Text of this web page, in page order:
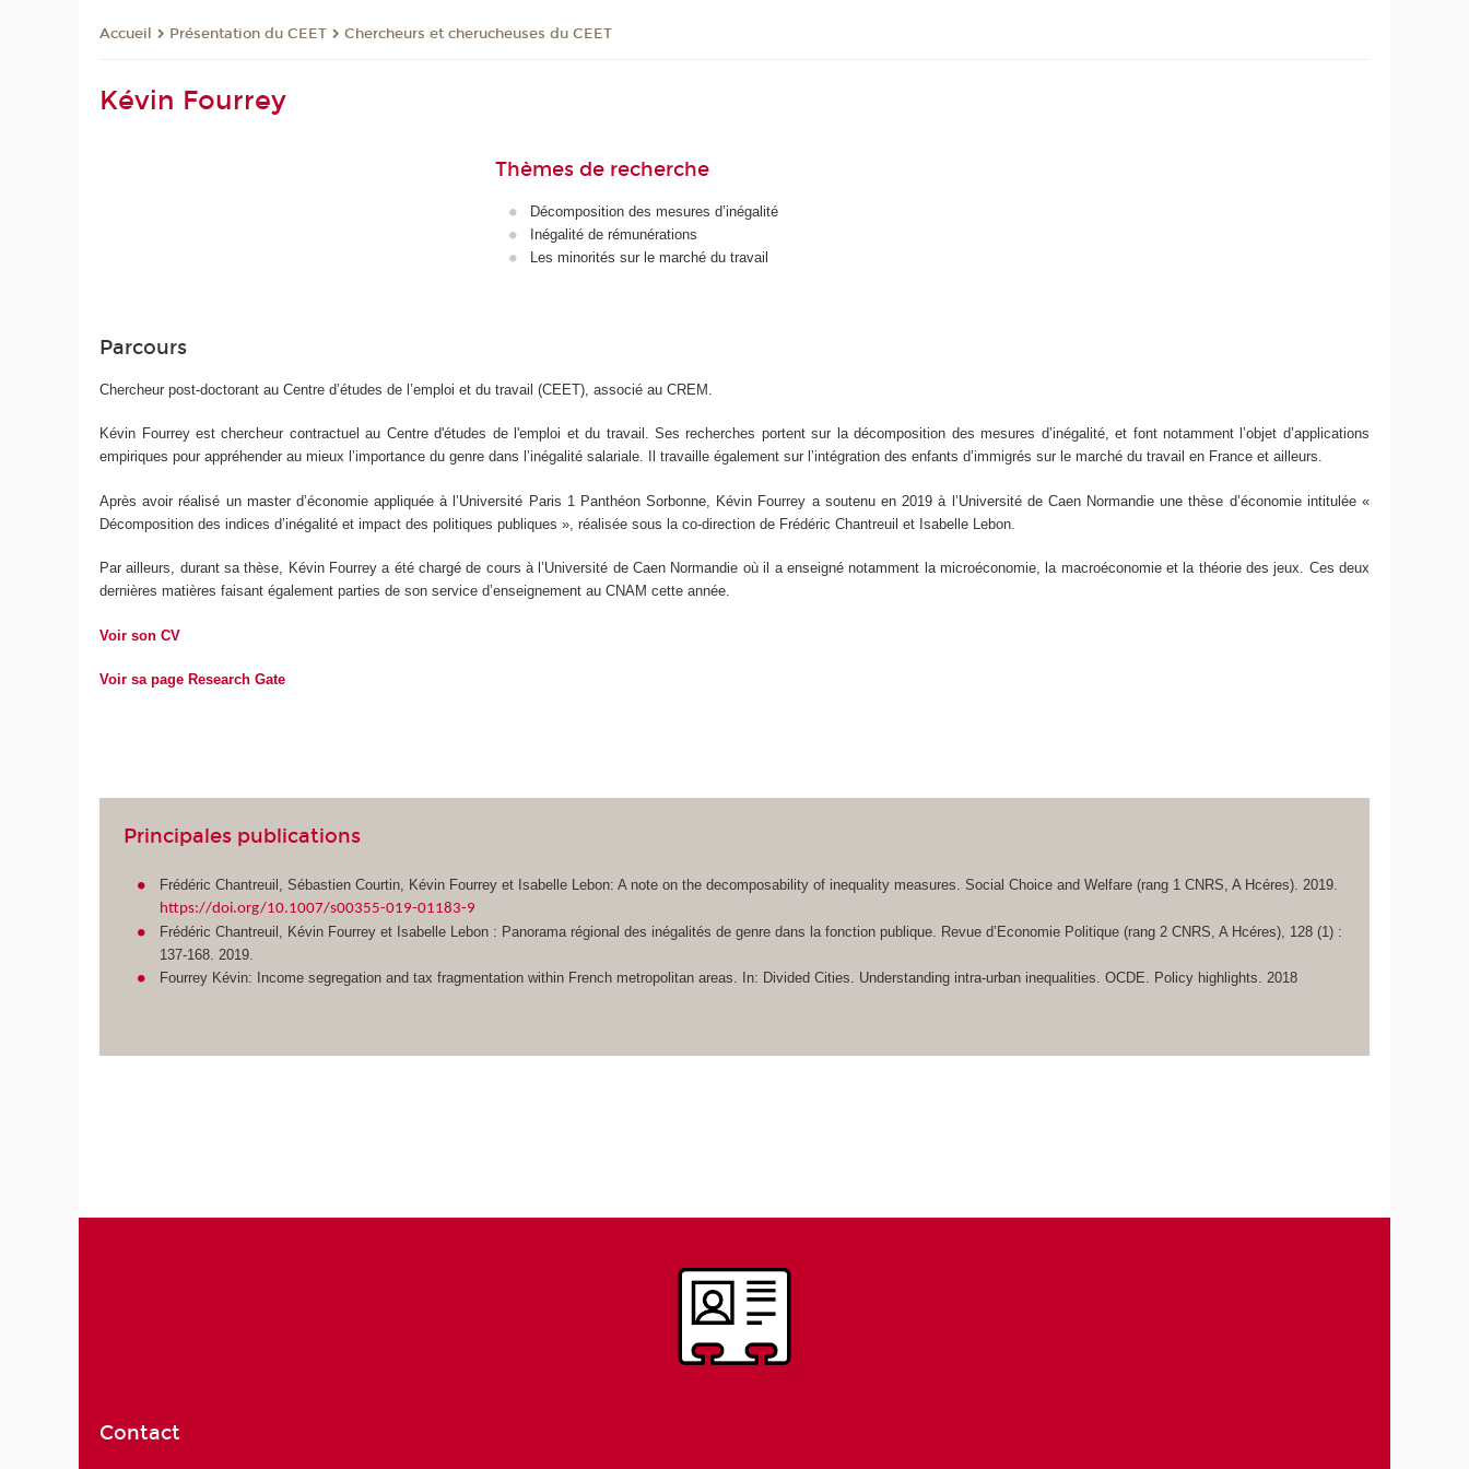
Accueil Présentation du CEET Chercheurs et cherucheuses du CEET
Kévin Fourrey
Thèmes de recherche
Décomposition des mesures d’inégalité
Inégalité de rémunérations
Les minorités sur le marché du travail
Parcours
Chercheur post-doctorant au Centre d’études de l’emploi et du travail (CEET), associé au CREM.
Kévin Fourrey est chercheur contractuelau Centre d'études de l'emploi et du travail. Ses recherches portent sur la décomposition des mesures d’inégalité, et font notamment l’objet d’applications
empiriques pour appréhender au mieux l’importance du genre dans l’inégalité salariale. Il travaille également sur l’intégration des enfants d’immigrés sur le marché du travail en France et ailleurs.
Après avoir réalisé un master d’économie appliquée à l’Université Paris 1 Panthéon Sorbonne, Kévin Fourrey a soutenu en 2019 à l’Université de Caen Normandie une thèse d’économie intitulée «
Décomposition des indices d’inégalité et impact des politiques publiques », réalisée sous la co-direction de Frédéric Chantreuil et Isabelle Lebon.
Par ailleurs, durant sa thèse, Kévin Fourrey a été chargé de cours à l’Université de Caen Normandie où il a enseigné notamment la microéconomie, la macroéconomie et la théorie des jeux. Ces deux
dernières matières faisant également parties de son service d’enseignement au CNAM cette année.
Voir son CV
Voir sa page Research Gate
Principales publications
Frédéric Chantreuil, Sébastien Courtin, Kévin Fourrey et Isabelle Lebon: A note on the decomposability of inequality measures. Social Choice and Welfare (rang 1 CNRS, A Hcéres). 2019.
https://doi.org/10.1007/s00355-019-01183-9
Frédéric Chantreuil, Kévin Fourrey et Isabelle Lebon : Panorama régional des inégalités de genre dans la fonction publique. Revue d’Economie Politique (rang 2 CNRS, A Hcéres), 128 (1) :
137-168. 2019.
Fourrey Kévin: Income segregation and tax fragmentation within French metropolitan areas. In: Divided Cities. Understanding intra-urban inequalities. OCDE. Policy highlights. 2018
Contact